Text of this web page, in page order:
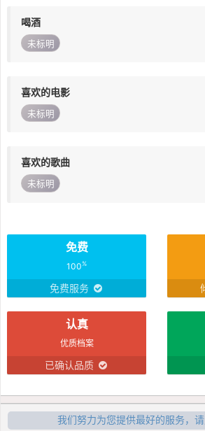
喝酒
未标明
喜欢的电影
未标明
喜欢的歌曲
未标明
免费
100%
免费服务
认真
优质档案
已确认品质
我们努力为您提供最好的服务，